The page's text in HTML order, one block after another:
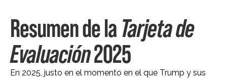
Resumen de la Tarjeta de
Evaluación2025
En 2025, justo en el momento en el que Trump y sus